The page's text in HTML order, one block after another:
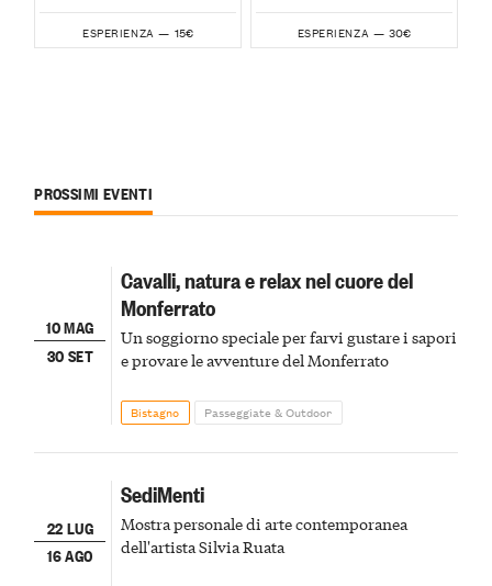
ESPERIENZA — 15€ ESPERIENZA — 30€
PROSSIMI EVENTI
10 MAG
30 SET
Cavalli, natura e relax nel cuore del
Monferrato
Un soggiorno speciale per farvi gustare i sapori
e provare le avventure del Monferrato
Bistagno Passeggiate & Outdoor
22 LUG
16 AGO
SediMenti
Mostra personale di arte contemporanea
dell'artista Silvia Ruata